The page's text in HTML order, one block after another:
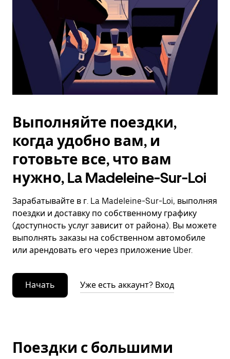
Выполняйте поездки,
когда удобно вам, и
готовьте все, что вам
нужно, La Madeleine-Sur-Loi
Зарабатывайте в г. La Madeleine-Sur-Loi, выполняя
поездки и доставку по собственному графику
(доступность услуг зависит от района). Вы можете
выполнять заказы на собственном автомобиле
или арендовать его через приложение Uber.
Начать Уже есть аккаунт? Вход
Поездки с большими